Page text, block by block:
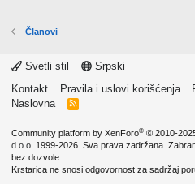
Članovi
Svetli stil
Srpski
Kontakt
Pravila i uslovi korišćenja
Naslovna
R
Community platform by XenForo® © 2010-
d.o.o. 1999-2026. Sva prava zadržana.
bez dozvole.
Krstarica ne snosi odgovornost za sadržaj